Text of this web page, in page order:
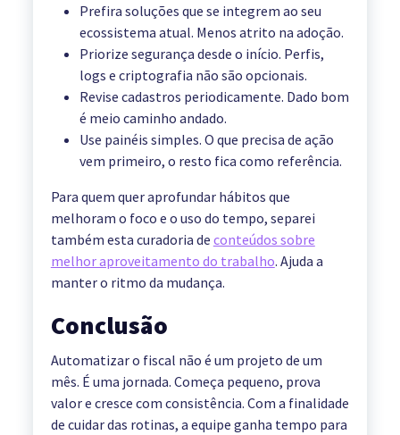
Prefira soluções que se integrem ao seu
ecossistema atual. Menos atrito na adoção.
Priorize segurança desde o início. Perfis,
logs e criptografia não são opcionais.
Revise cadastros periodicamente. Dado bom
é meio caminho andado.
Use painéis simples. O que precisa de ação
vem primeiro, o resto fica como referência.
Para quem quer aprofundar hábitos que
melhoram o foco e o uso do tempo, separei
também esta curadoria de conteúdos sobre
melhor aproveitamento do trabalho. Ajuda a
manter o ritmo da mudança.
Conclusão
Automatizar o fiscal não é um projeto de um
mês. É uma jornada. Começa pequeno, prova
valor e cresce com consistência. Com a finalidade
de cuidar das rotinas, a equipe ganha tempo para